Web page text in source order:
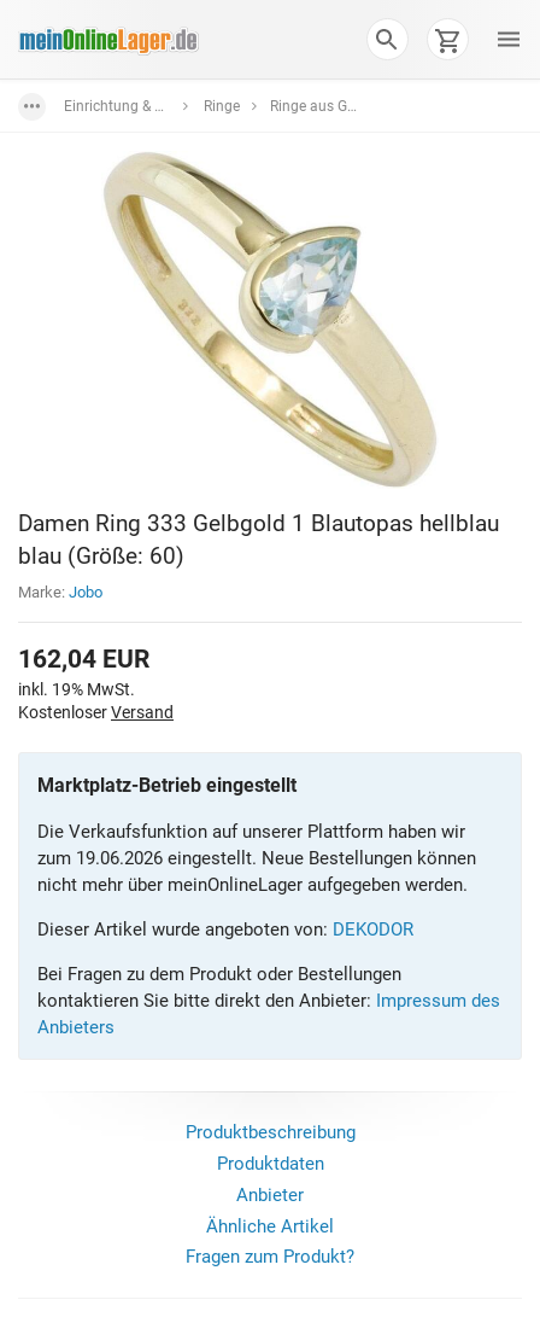
Einrichtung & Wohnaccessoires Ringe Ringe aus Gold
Damen Ring 333 Gelbgold 1 Blautopas hellblau
blau (Größe: 60)
Marke: Jobo
162,04 EUR
inkl. 19% MwSt.
KostenloserVersand
Marktplatz-Betrieb eingestellt
Die Verkaufsfunktion auf unserer Plattform haben wir
zum 19.06.2026 eingestellt. Neue Bestellungen können
nicht mehr über meinOnlineLager aufgegeben werden.
Dieser Artikel wurde angeboten von: DEKODOR
Bei Fragen zu dem Produkt oder Bestellungen
kontaktieren Sie bitte direkt den Anbieter: Impressum des
Anbieters
Produktbeschreibung
Produktdaten
Anbieter
Ähnliche Artikel
Fragen zum Produkt?